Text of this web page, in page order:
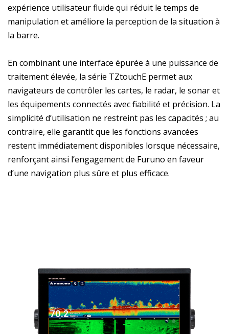
expérience utilisateur fluide qui réduit le temps de
manipulation et améliore la perception de la situation à
la barre.
En combinant une interface épurée à une puissance de
traitement élevée, la série TZtouchE permet aux
navigateurs de contrôler les cartes, le radar, le sonar et
les équipements connectés avec fiabilité et précision. La
simplicité d’utilisation ne restreint pas les capacités ; au
contraire, elle garantit que les fonctions avancées
restent immédiatement disponibles lorsque nécessaire,
renforçant ainsi l’engagement de Furuno en faveur
d’une navigation plus sûre et plus efficace.